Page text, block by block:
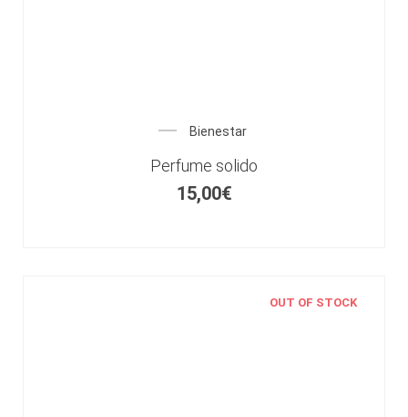
Bienestar
Perfume solido
15,00€
OUT OF STOCK